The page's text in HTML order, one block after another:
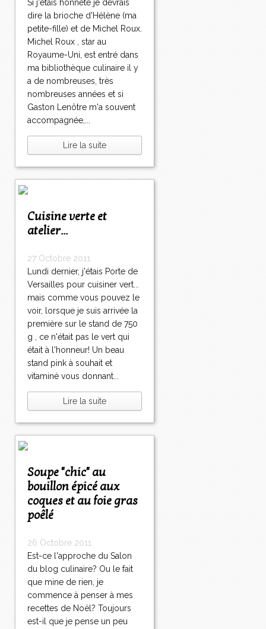
Si j'étais honnête je devrais
dire la brioche d'Hélène (ma
petite-fille) et de Michel Roux.
Michel Roux , star au
Royaume-Uni, est entré dans
ma bibliothèque culinaire il y
a de nombreuses, très
nombreuses années et si
Gaston Lenôtre m'a souvent
accompagnée,...
Lire la suite
Cuisine verte et
atelier...
27 Octobre 2011
Lundi dernier, j'étais Porte de
Versailles pour cuisiner vert...
mais comme vous pouvez le
voir, lorsque je suis arrivée la
première sur le stand de 750
g , ce n'était pas le vert qui
était à l'honneur! Un beau
stand pink à souhait et
vitaminé vous donnant...
Lire la suite
Soupe "chic" au
bouillon épicé aux
coques et au foie gras
poêlé
26 Octobre 2011
Est-ce l'approche du Salon
du blog culinaire? Ou le fait
que mine de rien, je
commence à penser à mes
recettes de Noël? Toujours
est-il que je pense un peu